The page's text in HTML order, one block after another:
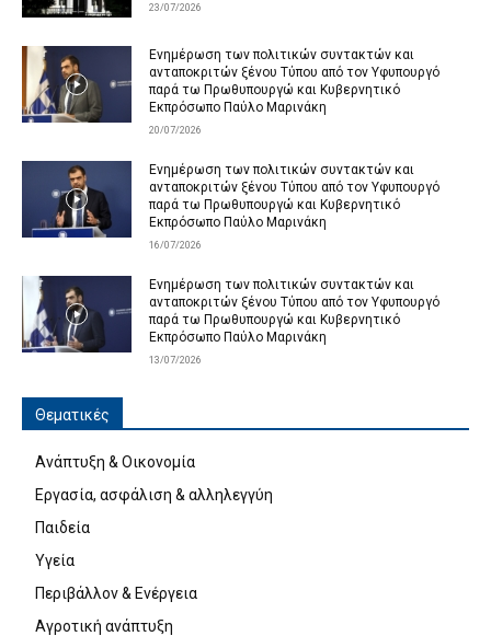
23/07/2026
Ενημέρωση των πολιτικών συντακτών και
ανταποκριτών ξένου Τύπου από τον Υφυπουργό
παρά τω Πρωθυπουργώ και Κυβερνητικό
Εκπρόσωπο Παύλο Μαρινάκη
20/07/2026
Ενημέρωση των πολιτικών συντακτών και
ανταποκριτών ξένου Τύπου από τον Υφυπουργό
παρά τω Πρωθυπουργώ και Κυβερνητικό
Εκπρόσωπο Παύλο Μαρινάκη
16/07/2026
Ενημέρωση των πολιτικών συντακτών και
ανταποκριτών ξένου Τύπου από τον Υφυπουργό
παρά τω Πρωθυπουργώ και Κυβερνητικό
Εκπρόσωπο Παύλο Μαρινάκη
13/07/2026
Θεματικές
Ανάπτυξη & Οικονομία
Εργασία, ασφάλιση & αλληλεγγύη
Παιδεία
Υγεία
Περιβάλλον & Ενέργεια
Αγροτική ανάπτυξη